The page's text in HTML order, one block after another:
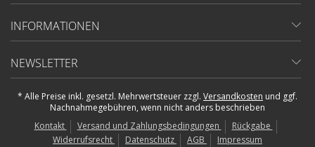
INFORMATIONEN
NEWSLETTER
* Alle Preise inkl. gesetzl. Mehrwertsteuer zzgl. Versandkosten und ggf.
Nachnahmegebühren, wenn nicht anders beschrieben
Kontakt
Versand und Zahlungsbedingungen
Rückgabe
Widerrufsrecht
Datenschutz AGB Impressum